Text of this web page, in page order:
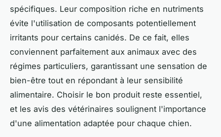
spécifiques. Leur composition riche en nutriments
évite l'utilisation de composants potentiellement
irritants pour certains canidés. De ce fait, elles
conviennent parfaitement aux animaux avec des
régimes particuliers, garantissant une sensation de
bien-être tout en répondant à leur sensibilité
alimentaire. Choisir le bon produit reste essentiel,
et les avis des vétérinaires soulignent l'importance
d'une alimentation adaptée pour chaque chien.